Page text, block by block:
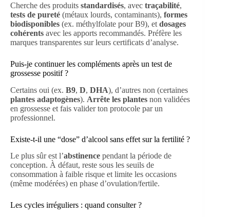
Cherche des produits standardisés, avec traçabilité,
tests de pureté (métaux lourds, contaminants), formes
biodisponibles (ex. méthylfolate pour B9), et dosages
cohérents avec les apports recommandés. Préfère les
marques transparentes sur leurs certificats d’analyse.
Puis-je continuer les compléments après un test de
grossesse positif ?
Certains oui (ex. B9, D, DHA), d’autres non (certaines
plantes adaptogènes). Arrête les plantes non validées
en grossesse et fais valider ton protocole par un
professionnel.
Existe-t-il une “dose” d’alcool sans effet sur la fertilité ?
Le plus sûr est l’abstinence pendant la période de
conception. À défaut, reste sous les seuils de
consommation à faible risque et limite les occasions
(même modérées) en phase d’ovulation/fertile.
Les cycles irréguliers : quand consulter ?